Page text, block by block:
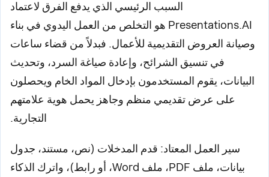
السبب الرئيسي الذي يدفع الفرق لاعتماد
Presentations.AI هو التخلص من العمل اليدوي في بناء
وصيانة العروض التقديمية للأعمال. فبدلاً من قضاء ساعات
في تنسيق الشرائح، وإعادة صياغة السرد، وتحديث
البيانات، يقوم المستخدمون بإدخال المواد الخام ويحصلون
على عرض تقديمي منظم وجاهز يحمل هوية علامتهم
التجارية.
سير العمل المعتاد: قدم المدخلات (نص، مستند، جدول
بيانات، ملف PDF، ملف Word، أو رابط)، واترك الذكاء